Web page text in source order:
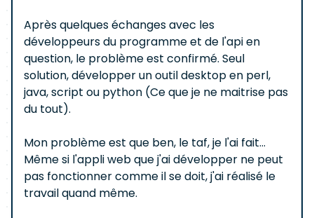
Après quelques échanges avec les
développeurs du programme et de l'api en
question, le problème est confirmé. Seul
solution, développer un outil desktop en perl,
java, script ou python (Ce que je ne maitrise pas
du tout).
Mon problème est que ben, le taf, je l'ai fait...
Même si l'appli web que j'ai développer ne peut
pas fonctionner comme il se doit, j'ai réalisé le
travail quand même.